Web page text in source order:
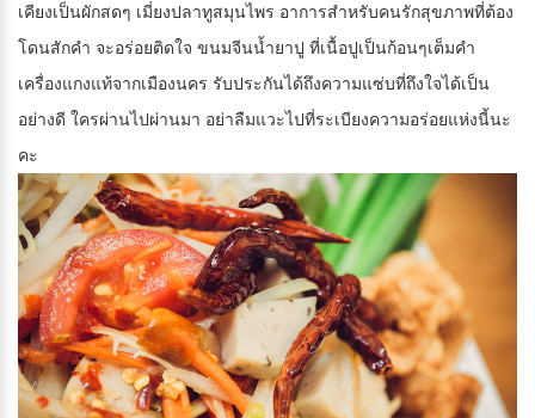
เคียงเป็นผักสดๆ เมี่ยงปลาทูสมุนไพร อาการสำหรับคนรักสุขภาพที่ต้อง
โดนสักคำ จะอร่อยติดใจ ขนมจีนน้ำยาปู ที่เนื้อปูเป็นก้อนๆเต็มคำ
เครื่องแกงแท้จากเมืองนคร รับประกันได้ถึงความแซ่บที่ถึงใจได้เป็น
อย่างดี ใครผ่านไปผ่านมา อย่าลืมแวะไปที่ระเบียงความอร่อยแห่งนี้นะ
คะ